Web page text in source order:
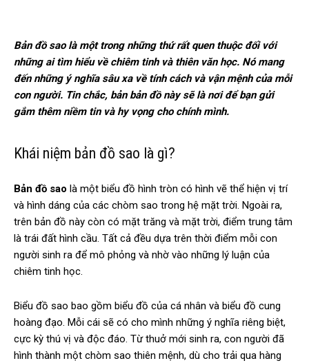
Bản đồ sao là một trong những thứ rất quen thuộc đối với
những ai tìm hiểu về chiêm tinh và thiên văn học. Nó mang
đến những ý nghĩa sâu xa về tính cách và vận mệnh của mỗi
con người. Tin chắc, bản bản đồ này sẽ là nơi để bạn gửi
gắm thêm niềm tin và hy vọng cho chính mình.
Khái niệm bản đồ sao là gì?
Bản đồ sao là một biểu đồ hình tròn có hình vẽ thể hiện vị trí
và hình dáng của các chòm sao trong hệ mặt trời. Ngoài ra,
trên bản đồ này còn có mặt trăng và mặt trời, điểm trung tâm
là trái đất hình cầu. Tất cả đều dựa trên thời điểm mỗi con
người sinh ra để mô phỏng và nhờ vào những lý luận của
chiêm tinh học.
Biểu đồ sao bao gồm biểu đồ của cá nhân và biểu đồ cung
hoàng đạo. Mỗi cái sẽ có cho mình những ý nghĩa riêng biệt,
cực kỳ thú vị và độc đáo. Từ thuở mới sinh ra, con người đã
hình thành một chòm sao thiên mệnh, dù cho trải qua hàng